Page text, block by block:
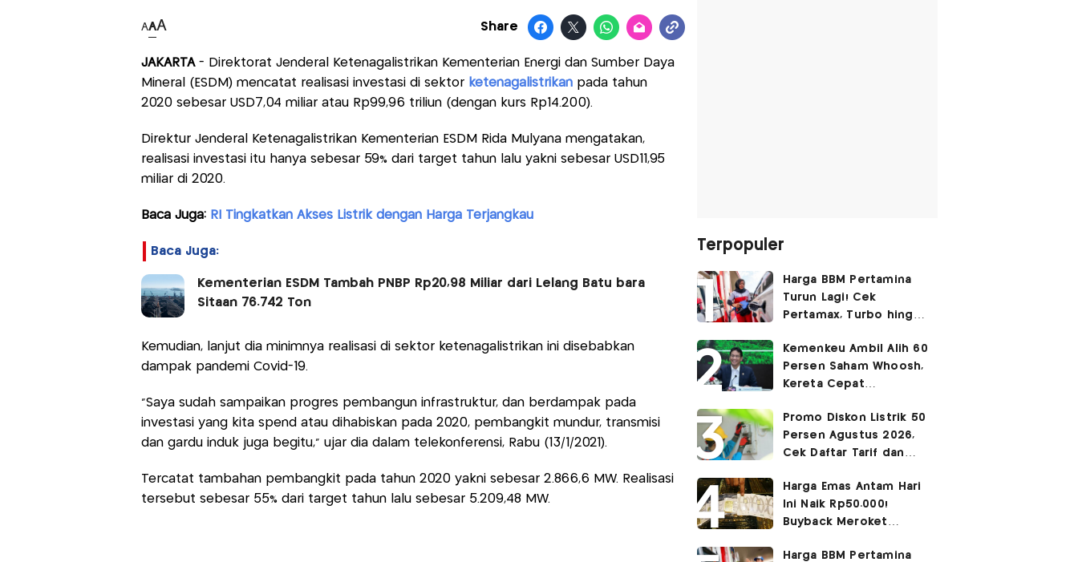
AAA Share
JAKARTA- Direktorat Jenderal Ketenagalistrikan Kementerian Energi dan Sumber Daya
Mineral (ESDM) mencatat realisasi investasi di sektor ketenagalistrikan pada tahun
2020 sebesar USD7,04 miliar atau Rp99,96 triliun (dengan kurs Rp14.200).
Direktur Jenderal Ketenagalistrikan Kementerian ESDM Rida Mulyana mengatakan,
realisasi investasi itu hanya sebesar 59% dari target tahun lalu yakni sebesar USD11,95
miliar di 2020.
Baca Juga:RI Tingkatkan Akses Listrik dengan Harga Terjangkau
Baca Juga:
Kementerian ESDM Tambah PNBP Rp20,98 Miliar dari Lelang Batu bara
Sitaan 76.742 Ton
Kemudian, lanjut dia minimnya realisasi di sektor ketenagalistrikan ini disebabkan
dampak pandemi Covid-19.
"Saya sudah sampaikan progres pembangun infrastruktur, dan berdampak pada
investasi yang kita spend atau dihabiskan pada 2020, pembangkit mundur, transmisi
dan gardu induk juga begitu," ujar dia dalam telekonferensi, Rabu (13/1/2021).
Tercatat tambahan pembangkit pada tahun 2020 yakni sebesar 2.866,6 MW. Realisasi
tersebut sebesar 55% dari target tahun lalu sebesar 5.209,48 MW.
Terpopuler
Harga BBM Pertamina
Turun Lagi! Cek
Pertamax, Turbo hingga
Agustus 2026
Kemenkeu Ambil Alih 60
Persen Saham Whoosh,
Kereta Cepat
Surabaya
Promo Diskon Listrik 50
Persen Agustus 2026,
Cek Daftar Tarif dan
Harga Emas Antam Hari
Ini Naik Rp50.000!
Buyback Meroket
Harga BBM Pertamina